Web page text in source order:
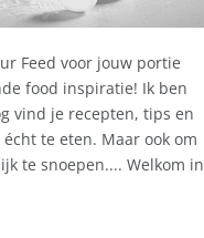
Feed voor jouw portie
food inspiratie! Ik ben
vind je recepten, tips en
te eten. Maar ook om
te snoepen.... Welkom in